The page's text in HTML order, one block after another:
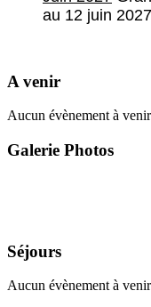
au 12 juin 2027
A venir
Aucun évènement à
Galerie Photos
Séjours
Aucun évènement à